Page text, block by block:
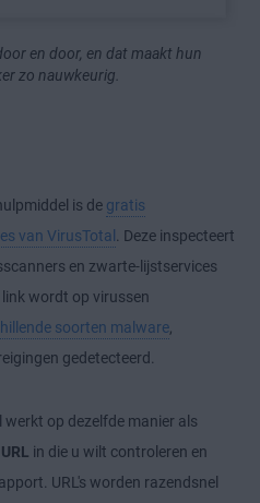
en door, en dat maakt hun
zo nauwkeurig.
is de gratis
van VirusTotal . Deze inspecteert
en zwarte-lijstservices
wordt op virussen
soorten malware,
gedetecteerd.
werkt op dezelfde manier als
URL in die u wilt controleren en
URL's worden razendsnel